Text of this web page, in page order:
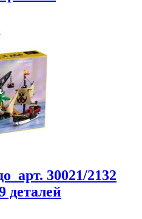
арт. 30021/2132
деталей